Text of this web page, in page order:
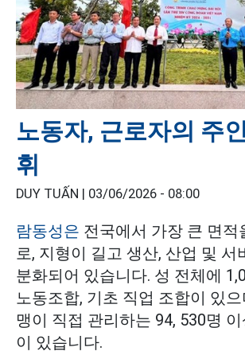
노동자, 근로자의 주
휘
DUY TUẤN | 03/06/2026 - 08:00
람동성은 전국에서 가장 큰 면적
로, 지형이 길고 생산, 산업 및 서
분화되어 있습니다. 성 전체에
노동조합, 기초 직업 조합이 있으
맹이 직접 관리하는 94, 530명
이 있습니다.